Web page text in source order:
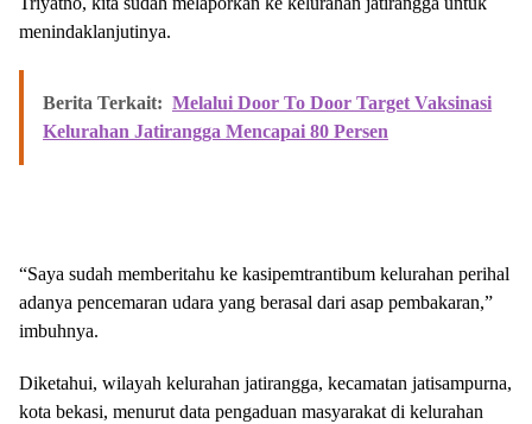
menindaklanjutinya.
Berita Terkait: Melalui Door To Door Target Vaksinasi
Kelurahan Jatirangga Mencapai 80 Persen
“Saya sudah memberitahu ke kasipemtrantibum kelurahan perihal
adanya pencemaran udara yang berasal dari asap pembakaran,”
imbuhnya.
Diketahui, wilayah kelurahan jatirangga, kecamatan jatisampurna,
kota bekasi, menurut data pengaduan masyarakat di kelurahan